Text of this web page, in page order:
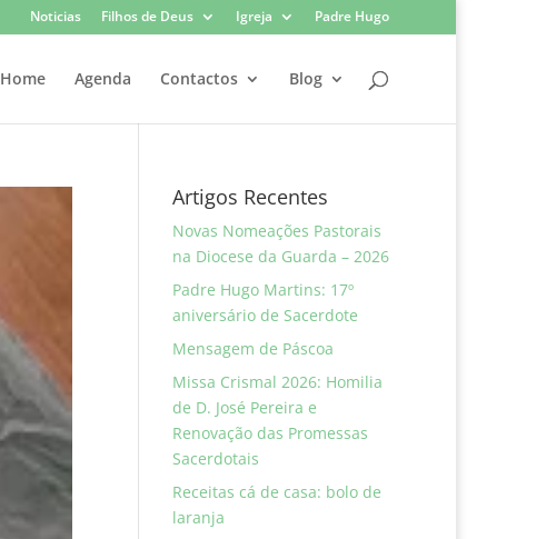
Noticias Filhos de Deus Igreja Padre Hugo
Home Agenda Contactos Blog
Artigos Recentes
Novas Nomeações Pastorais
na Diocese da Guarda – 2026
Padre Hugo Martins: 17º
aniversário de Sacerdote
Mensagem de Páscoa
Missa Crismal 2026: Homilia
de D. José Pereira e
Renovação das Promessas
Sacerdotais
Receitas cá de casa: bolo de
laranja